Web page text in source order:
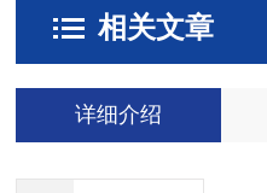
相关文章
详细介绍